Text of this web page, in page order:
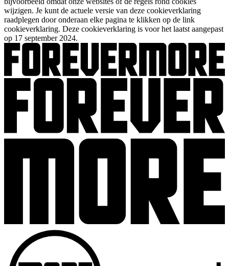
wijzigen. Je kunt de actuele versie van deze cookieverklaring
raadplegen door onderaan elke pagina te klikken op de link
cookieverklaring. Deze cookieverklaring is voor het laatst aangepast
op 17 september 2024.